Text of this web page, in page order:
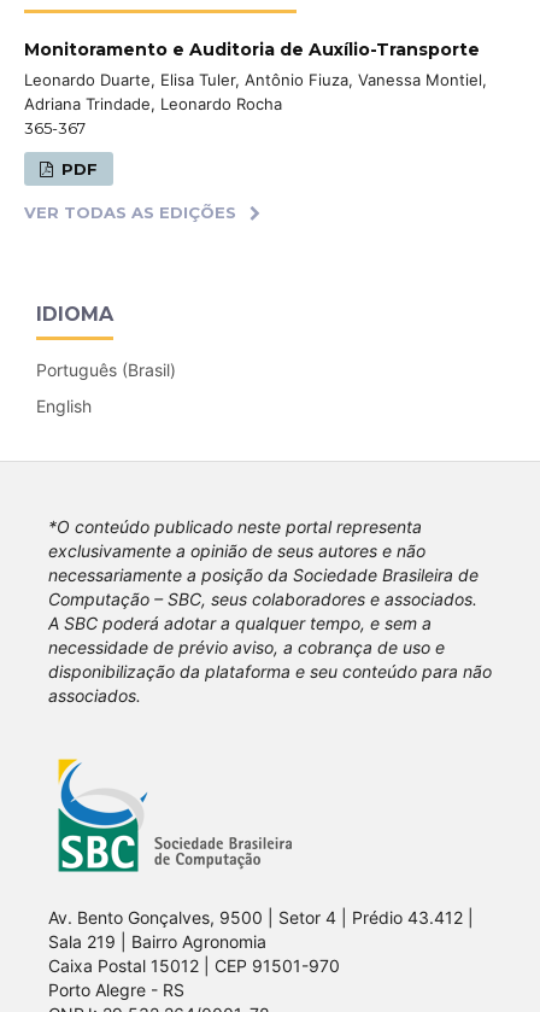
Monitoramento e Auditoria de Auxílio-Transporte
Leonardo Duarte, Elisa Tuler, Antônio Fiuza, Vanessa Montiel,
Adriana Trindade, Leonardo Rocha
365-367
PDF
VER TODAS AS EDIÇÕES
IDIOMA
Português (Brasil)
English
*O conteúdo publicado neste portal representa
exclusivamente a opinião de seus autores e não
necessariamente a posição da Sociedade Brasileira de
Computação – SBC, seus colaboradores e associados.
A SBC poderá adotar a qualquer tempo, e sem a
necessidade de prévio aviso, a cobrança de uso e
disponibilização da plataforma e seu conteúdo para não
associados.
Av. Bento Gonçalves, 9500 | Setor 4 | Prédio 43.412 |
Sala 219 | Bairro Agronomia
Caixa Postal 15012 | CEP 91501-970
Porto Alegre - RS